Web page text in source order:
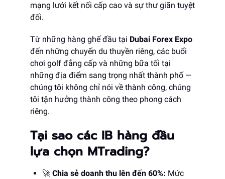
mạng lưới kết nối cấp cao và sự thư giãn tuyệt
đối.
Từ những hàng ghế đầu tại Dubai Forex Expo
đến những chuyến du thuyền riêng, các buổi
chơi golf đẳng cấp và những bữa tối tại
những địa điểm sang trọng nhất thành phố —
chúng tôi không chỉ nói về thành công, chúng
tôi tận hưởng thành công theo phong cách
riêng.
Tại sao các IB hàng đầu
lựa chọn MTrading?
🚀 Chia sẻ doanh thu lên đến 60%: Mức